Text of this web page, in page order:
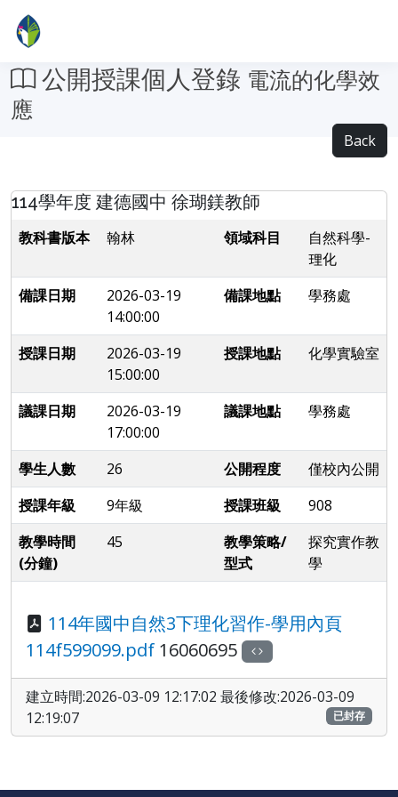
公開授課個人登錄 電流的化學效
應
Back
114學年度 建德國中 徐瑚鎂教師
教科書版本 翰林 領域科目
自然科學-
理化
備課日期
2026-03-19
14:00:00
備課地點 學務處
授課日期
2026-03-19
15:00:00
授課地點 化學實驗室
議課日期
2026-03-19
17:00:00
議課地點 學務處
學生人數 26 公開程度
僅校內公開
授課年級
9年級 授課班級
908
教學時間
(分鐘)
45
教學策略/
型式
探究實作教
學
114年國中自然3下理化習作-學用內頁
114f599099.pdf 16060695
建立時間:2026-03-09 12:17:02 最後修改:2026-03-09
12:19:07
已封存